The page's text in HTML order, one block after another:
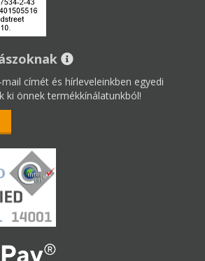
címét és hírleveleinkben egyedi
ki önnek termékkínálatunkból!